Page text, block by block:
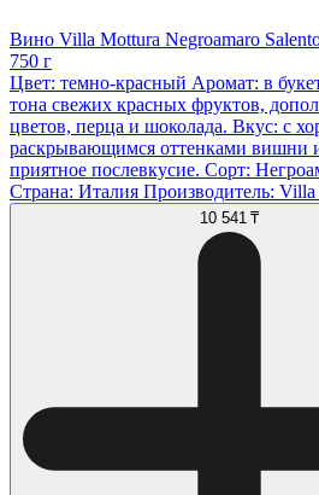
Вино Villa Mottura Negroamaro
750 г
Цвет: темно-красный Аромат: в
тона свежих красных фруктов,
цветов, перца и шоколада. Вкус: с
раскрывающимся оттенками вишни
приятное послевкусие. Сорт:
Страна: Италия Производитель: Villa
10 541 ₸